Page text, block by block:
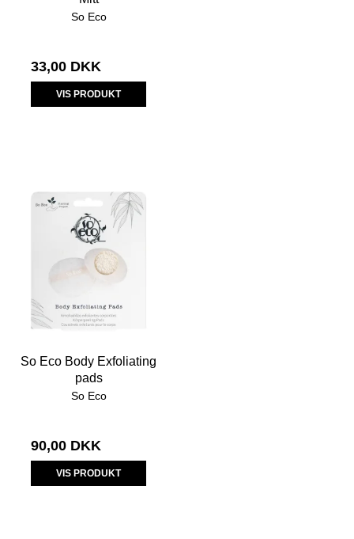
So Eco
33,00 DKK
VIS PRODUKT
So Eco Body Exfoliating
pads
So Eco
90,00 DKK
VIS PRODUKT